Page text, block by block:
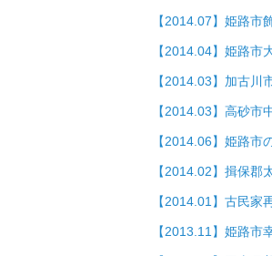
【2014.07】姫路市
【2014.04】姫路市
【2014.03】加古川
【2014.03】高砂市
【2014.06】姫路市
【2014.02】揖保郡
【2014.01】古民家
【2013.11】姫路市